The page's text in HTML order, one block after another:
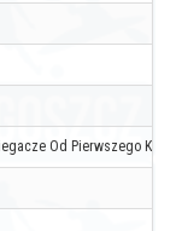
Od Pierwszego